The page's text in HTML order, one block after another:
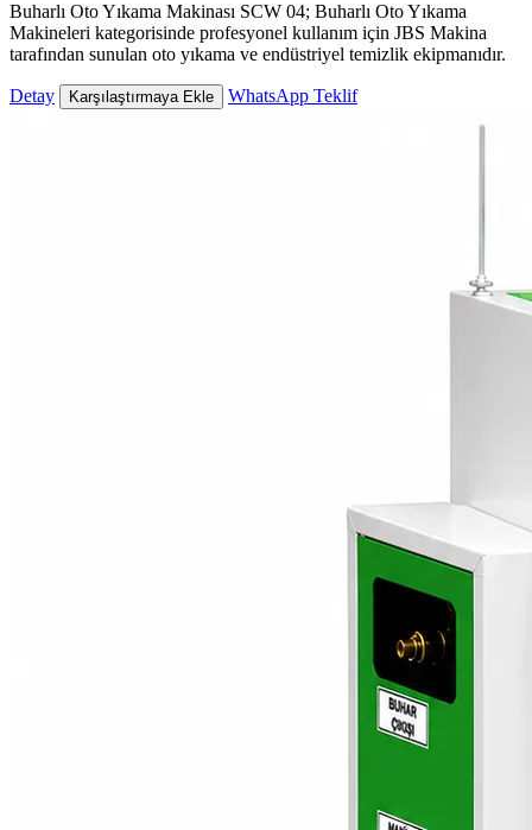
Buharlı Oto Yıkama Makinası SCW 04; Buharlı Oto Yıkama
Makineleri kategorisinde profesyonel kullanım için JBS Makina
tarafından sunulan oto yıkama ve endüstriyel temizlik ekipmanıdır.
Detay Karşılaştırmaya Ekle WhatsApp Teklif